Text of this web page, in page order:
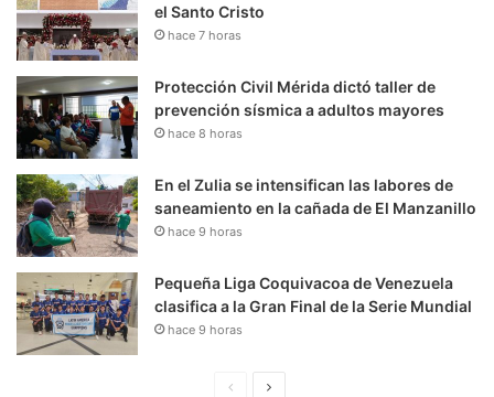
el Santo Cristo
hace 7 horas
Protección Civil Mérida dictó taller de
prevención sísmica a adultos mayores
hace 8 horas
En el Zulia se intensifican las labores de
saneamiento en la cañada de El Manzanillo
hace 9 horas
Pequeña Liga Coquivacoa de Venezuela
clasifica a la Gran Final de la Serie Mundial
hace 9 horas